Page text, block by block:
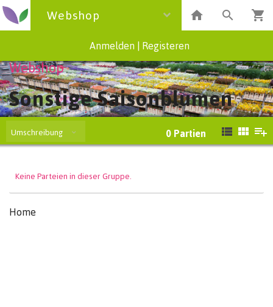
Webshop
Anmelden Registeren
Webshop
Sonstige Saisonblumen
Umschreibung 0 Partien
Keine Parteien in dieser Gruppe.
Home